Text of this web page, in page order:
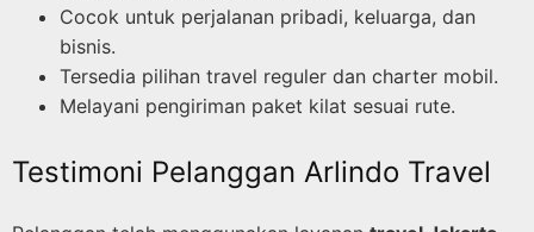
Cocok untuk perjalanan pribadi, keluarga, dan
bisnis.
Tersedia pilihan travel reguler dan charter mobil.
Melayani pengiriman paket kilat sesuai rute.
Testimoni Pelanggan Arlindo Travel